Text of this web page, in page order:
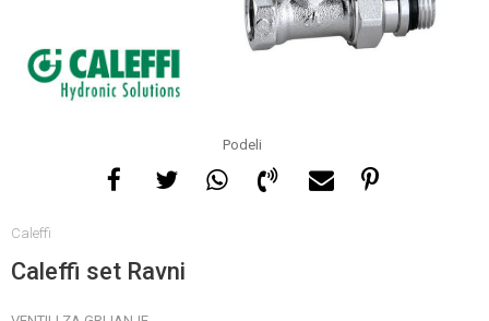
Podeli
Caleffi
Caleffi set Ravni